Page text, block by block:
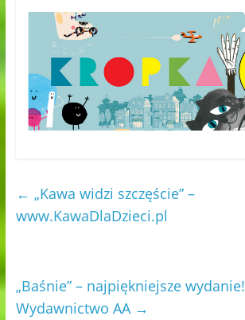
← „Kawa widzi szczęście” –
www.KawaDlaDzieci.pl
„Baśnie” – najpiękniejsze wydanie!
Wydawnictwo AA →